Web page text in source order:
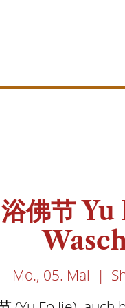
浴佛节
Mo., 05. Mai
  |